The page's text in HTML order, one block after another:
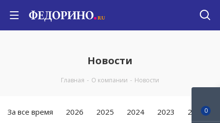
Новости
Главная - О компании - Новости
За все время 2026 2025 2024 2023 20220